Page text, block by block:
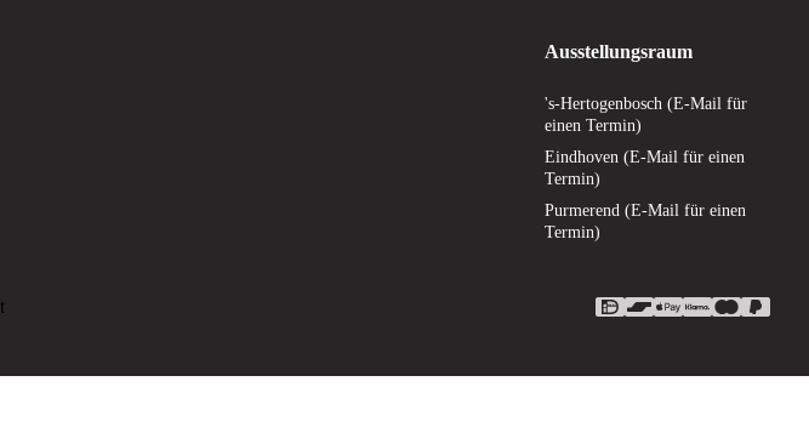
Ausstellungsraum
's-Hertogenbosch (E-Mail für
einen Termin)
Eindhoven (E-Mail für einen
Termin)
Purmerend (E-Mail für einen
Termin)